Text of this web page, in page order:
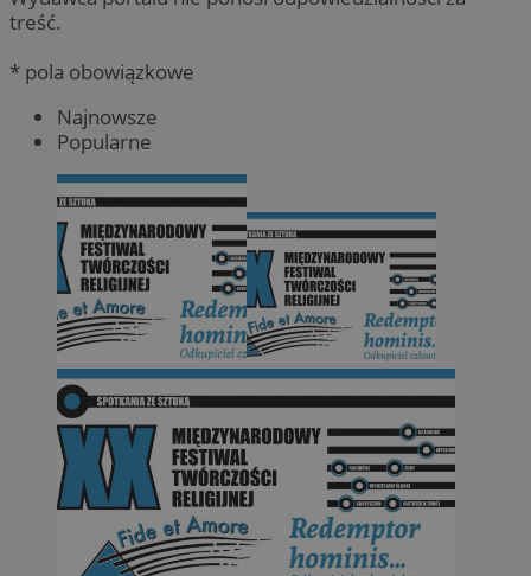
treść.
* pola obowiązkowe
Najnowsze
Popularne